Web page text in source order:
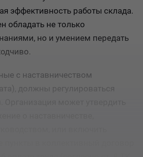
эффективность работы склада.
обладать не только
но и умением передать
с наставничеством
должны регулироваться